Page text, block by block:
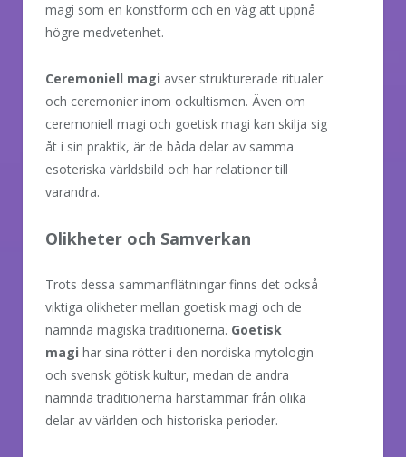
magi som en konstform och en väg att uppnå
högre medvetenhet.
Ceremoniell magi avser strukturerade ritualer
och ceremonier inom ockultismen. Även om
ceremoniell magi och goetisk magi kan skilja sig
åt i sin praktik, är de båda delar av samma
esoteriska världsbild och har relationer till
varandra.
Olikheter och Samverkan
Trots dessa sammanflätningar finns det också
viktiga olikheter mellan goetisk magi och de
nämnda magiska traditionerna. Goetisk
magi har sina rötter i den nordiska mytologin
och svensk götisk kultur, medan de andra
nämnda traditionerna härstammar från olika
delar av världen och historiska perioder.